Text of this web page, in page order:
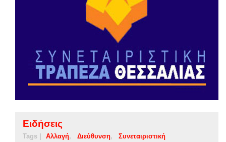
Ειδήσεις
Tags | Αλλαγή Διεύθυνση Συνεταιριστική